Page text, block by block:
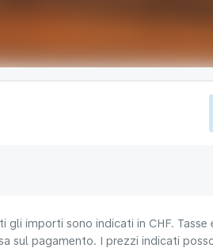
importi sono indicati in CHF. Tasse
sul pagamento. I prezzi indicati